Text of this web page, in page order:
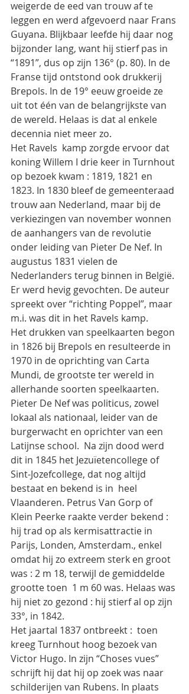
weigerde de eed van trouw af te
leggen en werd afgevoerd naar Frans
Guyana. Blijkbaar leefde hij daar nog
bijzonder lang, want hij stierf pas in
“1891”, dus op zijn 136° (p. 80). In de
Franse tijd ontstond ook drukkerij
Brepols. In de 19° eeuw groeide ze
uit tot één van de belangrijkste van
de wereld. Helaas is dat al enkele
decennia niet meer zo.
Het Ravels  kamp zorgde ervoor dat
koning Willem I drie keer in Turnhout
op bezoek kwam : 1819, 1821 en
1823. In 1830 bleef de gemeenteraad
trouw aan Nederland, maar bij de
verkiezingen van november wonnen
de aanhangers van de revolutie
onder leiding van Pieter De Nef. In
augustus 1831 vielen de
Nederlanders terug binnen in België.
Er werd hevig gevochten. De auteur
spreekt over “richting Poppel”, maar
m.i. was dit in het Ravels kamp.
Het drukken van speelkaarten begon
in 1826 bij Brepols en resulteerde in
1970 in de oprichting van Carta
Mundi, de grootste ter wereld in
allerhande soorten speelkaarten.
Pieter De Nef was politicus, zowel
lokaal als nationaal, leider van de
burgerwacht en oprichter van een
Latijnse school.  Na zijn dood werd
dit in 1845 het Jezuïetencollege of
Sint-Jozefcollege, dat nog altijd
bestaat en bekend is in  heel
Vlaanderen. Petrus Van Gorp of
Klein Peerke raakte verder bekend :
hij trad op als kermisattractie in
Parijs, Londen, Amsterdam., enkel
omdat hij zo extreem sterk en groot
was : 2 m 18, terwijl de gemiddelde
grootte toen  1 m 60 was. Helaas was
hij niet zo gezond : hij stierf al op zijn
33°, in 1842.
Het jaartal 1837 ontbreekt :  toen
kreeg Turnhout hoog bezoek van
Victor Hugo. In zijn “Choses vues”
schrijft hij dat hij op zoek was naar
schilderijen van Rubens. In plaats